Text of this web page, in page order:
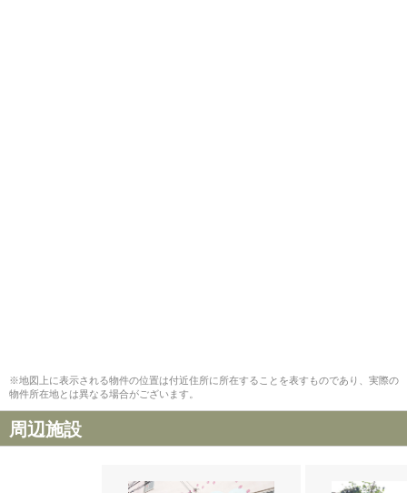
※地図上に表示される物件の位置は付近住所に所在することを表すものであり、実際の
物件所在地とは異なる場合がございます。
周辺施設